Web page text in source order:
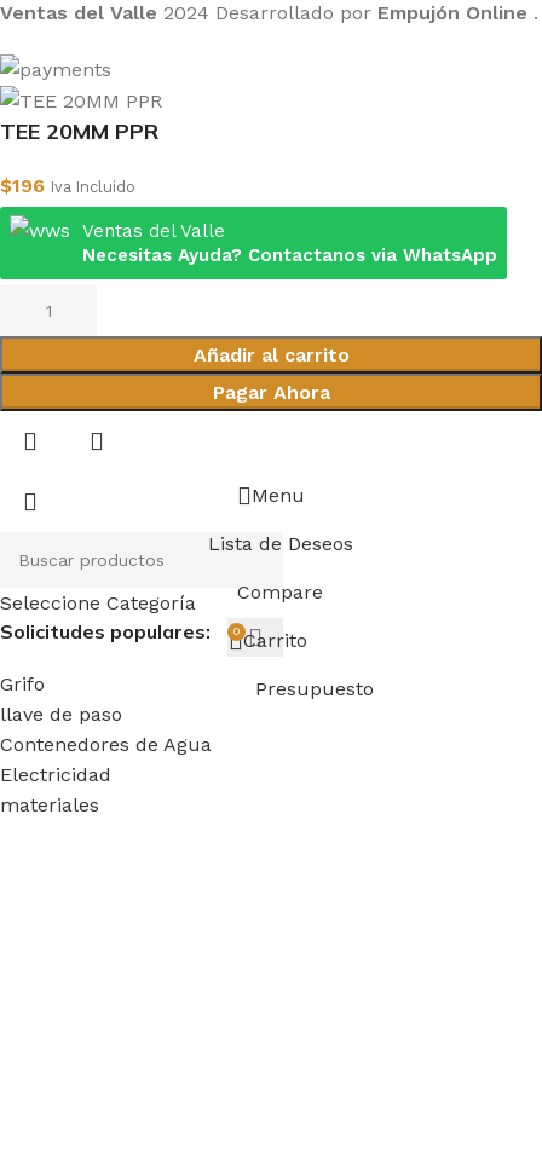
Ventas del Valle 2024 Desarrollado por Empujón Online .
TEE 20MM PPR
$196 Iva Incluido
Ventas del Valle
Necesitas Ayuda? Contactanos via WhatsApp
Añadir al carrito
Pagar Ahora
Seleccione Categoría
Solicitudes populares:
Grifo
llave de paso
Contenedores de Agua
Electricidad
materiales
Menu
Lista de Deseos
Compare
0 Carrito
Presupuesto